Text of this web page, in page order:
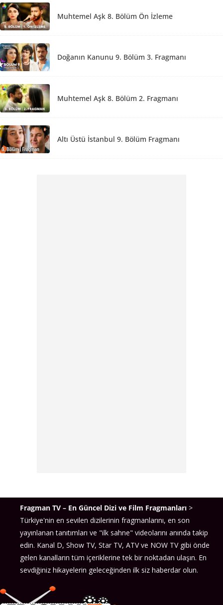
Muhtemel Aşk 8. Bölüm Ön İzleme
Doğanın Kanunu 9. Bölüm 3. Fragmanı
Muhtemel Aşk 8. Bölüm 2. Fragmanı
Altı Üstü İstanbul 9. Bölüm Fragmanı
Fragman TV – En Güncel Dizi ve Film Fragmanları >
Türkiye'nin en sevilen dizilerinin fragmanlarını, en son
yayınlanan tanıtımları ve "ilk sahne" videolarını anında takip
edin. Kanal D, Show TV, Star TV, ATV ve NOW TV gibi önde
gelen kanalların tüm içeriklerine tek bir noktadan ulaşın. En
sevdiğiniz hikayelerin geleceğinden ilk siz haberdar olun.